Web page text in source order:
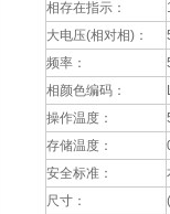
相存在指示：
大电压(相对相)：
频率：
相颜色编码：
操作温度：
存储温度：
安全标准：
尺寸：